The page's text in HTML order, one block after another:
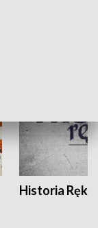
Historia Ręką